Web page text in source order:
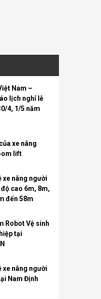
Nam –
lịch nghỉ lễ
4, 1/5 năm
xe nâng
lift
xe nâng người
cao 6m, 8m,
đến 58m
Robot Vệ sinh
tại
xe nâng người
Nam Định